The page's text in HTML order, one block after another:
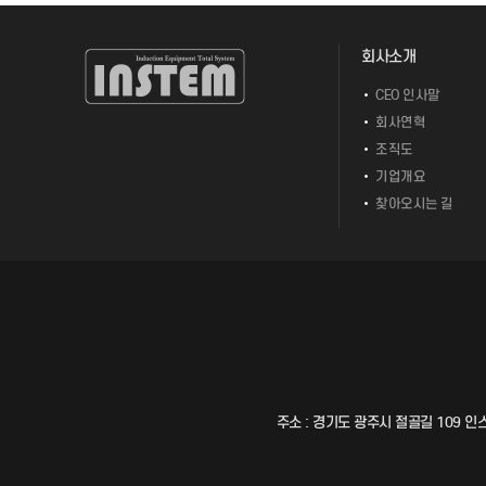
회사소개
CEO 인사말
회사연혁
조직도
기업개요
찾아오시는 길
주소 : 경기도 광주시 절골길 109 인